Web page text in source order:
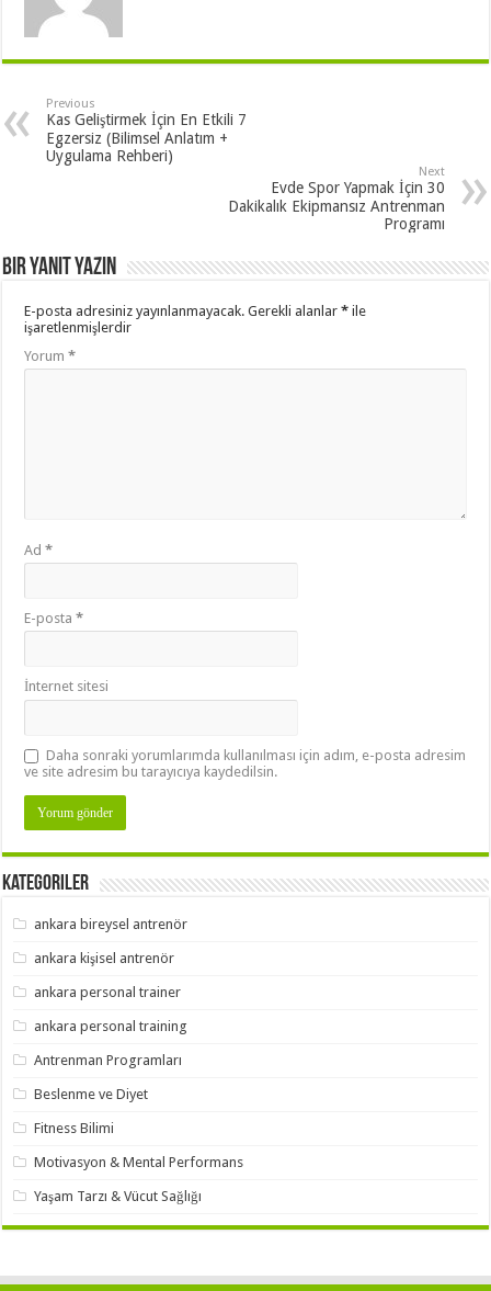
Previous
Kas Geliştirmek İçin En Etkili 7
Egzersiz (Bilimsel Anlatım +
Uygulama Rehberi)
Next
Evde Spor Yapmak İçin 30
Dakikalık Ekipmansız Antrenman
Programı
Bir yanıt yazın
E-posta adresiniz yayınlanmayacak. Gerekli alanlar* ile
işaretlenmişlerdir
Yorum*
Ad*
E-posta*
İnternet sitesi
Daha sonraki yorumlarımda kullanılması için adım, e-posta adresim
ve site adresim bu tarayıcıya kaydedilsin.
Kategoriler
ankara bireysel antrenör
ankara kişisel antrenör
ankara personal trainer
ankara personal training
Antrenman Programları
Beslenme ve Diyet
Fitness Bilimi
Motivasyon & Mental Performans
Yaşam Tarzı & Vücut Sağlığı